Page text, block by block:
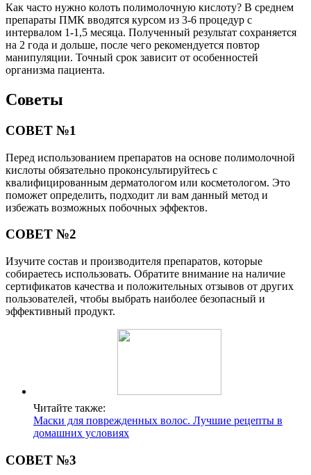
Как часто нужно колоть полимолочную кислоту? В среднем
препараты ПМК вводятся курсом из 3-6 процедур с
интервалом 1-1,5 месяца. Полученный результат сохраняется
на 2 года и дольше, после чего рекомендуется повтор
манипуляции. Точный срок зависит от особенностей
организма пациента.
Советы
СОВЕТ №1
Перед использованием препаратов на основе полимолочной
кислоты обязательно проконсультируйтесь с
квалифицированным дерматологом или косметологом. Это
поможет определить, подходит ли вам данный метод и
избежать возможных побочных эффектов.
СОВЕТ №2
Изучите состав и производителя препаратов, которые
собираетесь использовать. Обратите внимание на наличие
сертификатов качества и положительных отзывов от других
пользователей, чтобы выбрать наиболее безопасный и
эффективный продукт.
Читайте также:
Маски для поврежденных волос. Лучшие рецепты в
домашних условиях
СОВЕТ №3